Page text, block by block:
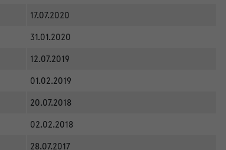
17.07.2020
31.01.2020
12.07.2019
01.02.2019
20.07.2018
02.02.2018
28.07.2017